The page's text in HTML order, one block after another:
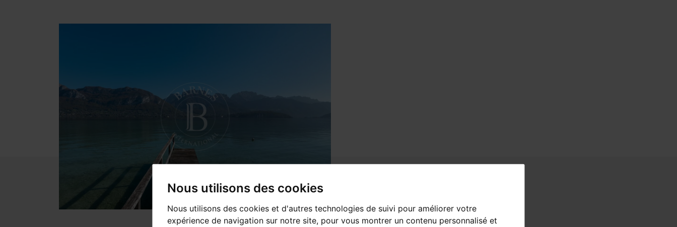
Nous utilisons des cookies
Nous utilisons des cookies et d'autres technologies de suivi pour améliorer votre
expérience de navigation sur notre site, pour vous montrer un contenu personnalisé et